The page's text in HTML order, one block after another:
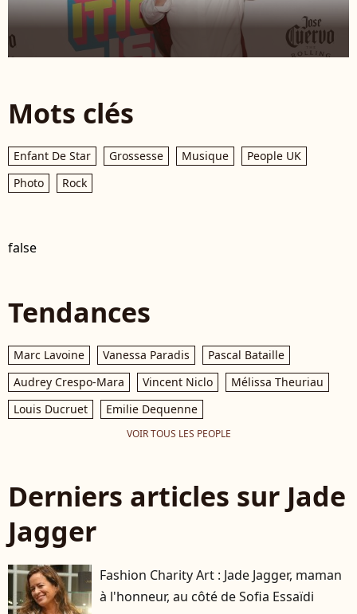
Mots clés
Enfant De Star Grossesse Musique
People UK
Photo
Rock
false
Tendances
Marc Lavoine Vanessa Paradis
Pascal Bataille
Audrey Crespo-Mara
Vincent Niclo
Mélissa Theuriau
Louis Ducruet
Emilie Dequenne
VOIR TOUS LES PEOPLE
Derniers articles sur Jade
Jagger
Fashion Charity Art : Jade Jagger, maman
à l'honneur, au côté de Sofia Essaïdi